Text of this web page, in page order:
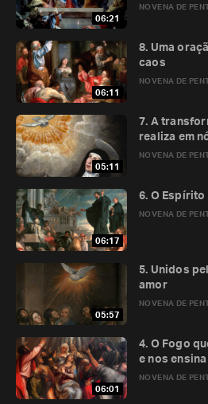
06:21
NOVENA DE
06:11
NOVENA DE
8. Uma
caos
05:11
NOVENA DE
7. A
realiza em
06:17
NOVENA DE
6. O Espírito
05:57
NOVENA DE
5. Unidos
amor
06:01
NOVENA DE
4. O Fogo
e nos